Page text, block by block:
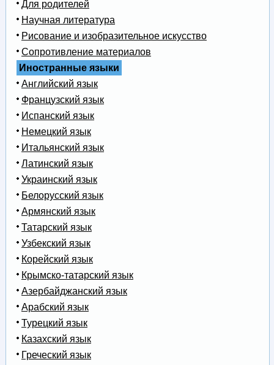
Для родителей
Научная литература
Рисование и изобразительное искусство
Сопротивление материалов
Иностранные языки
Английский язык
Французский язык
Испанский язык
Немецкий язык
Итальянский язык
Латинский язык
Украинский язык
Белорусский язык
Армянский язык
Татарский язык
Узбекский язык
Корейский язык
Крымско-татарский язык
Азербайджанский язык
Арабский язык
Турецкий язык
Казахский язык
Греческий язык